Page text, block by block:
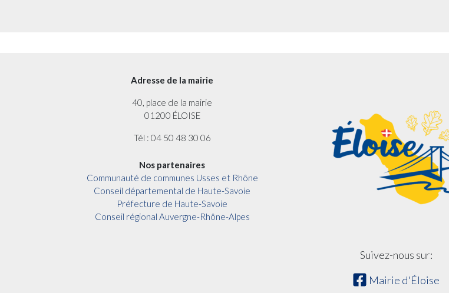
Adresse de la mairie
40, place de la mairie
01200 ÉLOISE
Tél : 04 50 48 30 06
Nos partenaires
Communauté de communes Usses et Rhône
Conseil départemental de Haute-Savoie
Préfecture de Haute-Savoie
Conseil régional Auvergne-Rhône-Alpes
Suivez-nous sur:
Mairie d'Éloise